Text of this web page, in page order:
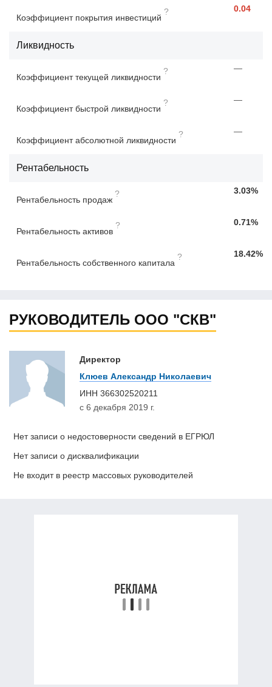
Коэффициент покрытия инвестиций
? 0.04
Ликвидность
Коэффициент текущей ликвидности
? —
Коэффициент быстрой ликвидности
? —
Коэффициент абсолютной ликвидности
? —
Рентабельность
Рентабельность продаж
? 3.03%
Рентабельность активов
? 0.71%
Рентабельность собственного капитала
? 18.42%
РУКОВОДИТЕЛЬ ООО "СКВ"
Директор
Клюев Александр Николаевич
ИНН 366302520211
с 6 декабря 2019 г.
Нет записи о недостоверности сведений в ЕГРЮЛ
Нет записи о дисквалификации
Не входит в реестр массовых руководителей